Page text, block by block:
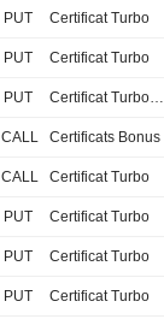
PUT Certificat Turbo
PUT Certificat Turbo
PUT Certificat Turbo Stop Loss
CALL Certificats Bonus
CALL Certificat Turbo
PUT Certificat Turbo
PUT Certificat Turbo
PUT Certificat Turbo